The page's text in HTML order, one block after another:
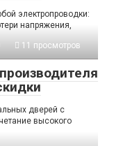
электропроводки:
напряжения,
11 просмотров
дверей с
высокого